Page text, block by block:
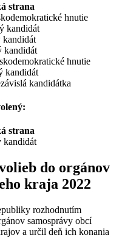
strana
hnutie
hnutie
kandidátka
strana
do orgánov
kraja 2022
rozhodnutím
samosprávy obcí
a určil deň ich konania